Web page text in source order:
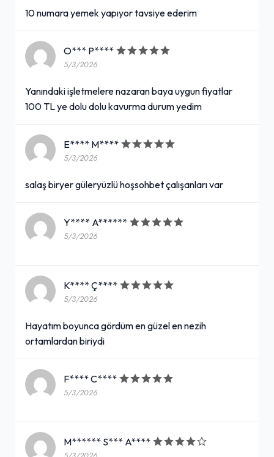
10 numara yemek yapıyor tavsiye ederim
O*** P****
5/3/2026
Yanındaki işletmelere nazaran baya uygun fiyatlar
100 TL ye dolu dolu kavurma durum yedim
E**** M****
5/3/2026
salaş biryer güleryüzlü hoşsohbet çalışanları var
Y**** A******
5/3/2026
K**** Ç****
5/3/2026
Hayatım boyunca gördüm en güzel en nezih
ortamlardan biriydi
F**** C****
5/3/2026
M****** S*** A****